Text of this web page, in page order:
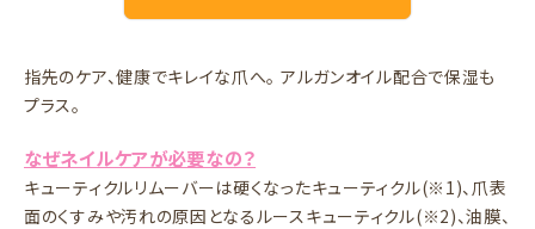
指先のケア、健康でキレイな爪へ。 アルガンオイル配合で保湿も
プラス。
なぜネイルケアが必要なの？
キューティクルリムーバーは硬くなったキューティクル(※1)、爪表
面のくすみや汚れの原因となるルースキューティクル(※2)、油膜、